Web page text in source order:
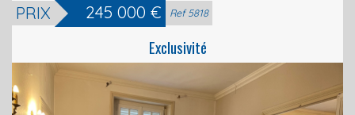
PRIX 245 000 € Ref 5818
Biens vendus
Exclusivité